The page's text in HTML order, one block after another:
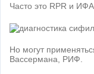
Часто это RPR и ИФА.
Но могут
Вассермана, РИФ.